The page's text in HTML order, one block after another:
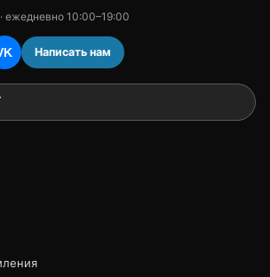
ежедневно 10:00–19:00
Написать нам